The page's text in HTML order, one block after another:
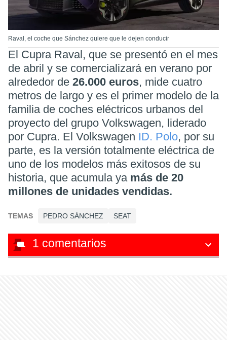
Raval, el coche que Sánchez quiere que le dejen conducir
El Cupra Raval, que se presentó en el mes
de abril y se comercializará en verano por
alrededor de 26.000 euros, mide cuatro
metros de largo y es el primer modelo de la
familia de coches eléctricos urbanos del
proyecto del grupo Volkswagen, liderado
por Cupra. El Volkswagen ID. Polo, por su
parte, es la versión totalmente eléctrica de
uno de los modelos más exitosos de su
historia, que acumula ya más de 20
millones de unidades vendidas.
TEMAS PEDRO SÁNCHEZ SEAT
1 comentarios